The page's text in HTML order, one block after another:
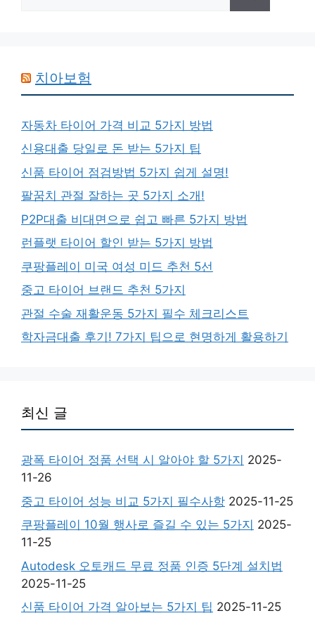
for:
치아보험
자동차 타이어 가격 비교 5가지 방법
신용대출 당일로 돈 받는 5가지 팁
신품 타이어 점검방법 5가지 쉽게 설명!
팔꿈치 관절 잘하는 곳 5가지 소개!
P2P대출 비대면으로 쉽고 빠른 5가지 방법
런플랫 타이어 할인 받는 5가지 방법
쿠팡플레이 미국 여성 미드 추천 5선
중고 타이어 브랜드 추천 5가지
관절 수술 재활운동 5가지 필수 체크리스트
학자금대출 후기! 7가지 팁으로 현명하게 활용하기
최신 글
광폭 타이어 정품 선택 시 알아야 할 5가지 2025-
11-26
중고 타이어 성능 비교 5가지 필수사항 2025-11-25
쿠팡플레이 10월 행사로 즐길 수 있는 5가지 2025-
11-25
Autodesk 오토캐드 무료 정품 인증 5단계 설치법
2025-11-25
신품 타이어 가격 알아보는 5가지 팁 2025-11-25